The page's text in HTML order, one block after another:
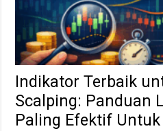
Indikator Terbaik
Scalping: Panduan
Paling Efektif